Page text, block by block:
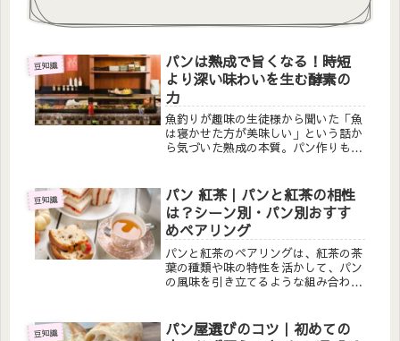
豆知識
パンは熟成で旨くなる！時短
より深い味わいを生む酵素の
力
魚釣りが趣味の生徒様から聞いた「魚
は寝かせた方が美味しい」という話か
ら気づいた熟成の本質。パン作りも同
します。麹酵母を使ったパン教室主宰
者が語る、熟成パンの魅力と科学。
豆知識
パン 紅茶｜パンと紅茶の相性
は？シーン別・パン別おすす
めペアリング
パンと紅茶のペアリングは、紅茶の茶
葉の種類や味の特性を活かして、パン
の風味を引き立てるような組み合わせ
別・パン別おすすめペアリング」をご
豆知識
パン屋選びのコツ｜初めての